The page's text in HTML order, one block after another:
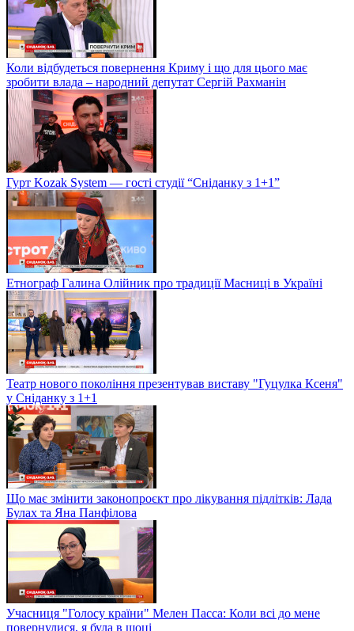
Коли відбудеться повернення Криму і що для цього має
зробити влада – народний депутат Сергій Рахманін
Гурт Kozak System — гості студії “Сніданку з 1+1”
Етнограф Галина Олійник про традиції Масниці в Україні
Театр нового покоління презентував виставу "Гуцулка Ксеня"
у Сніданку з 1+1
Що має змінити законопроєкт про лікування підлітків: Лада
Булах та Яна Панфілова
Учасниця "Голосу країни" Мелен Пасса: Коли всі до мене
повернулися, я була в шоці